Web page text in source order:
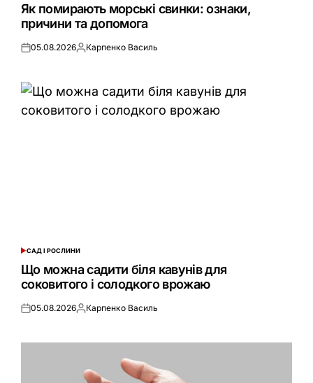
Як помирають морські свинки: ознаки,
причини та допомога
Оприлюднено
05.08.2026Опубліковано
Карпенко Василь
ОПУБЛІКУВАТИ
У
САД І РОСЛИНИ
Що можна садити біля кавунів для
соковитого і солодкого врожаю
Оприлюднено
05.08.2026Опубліковано
Карпенко Василь